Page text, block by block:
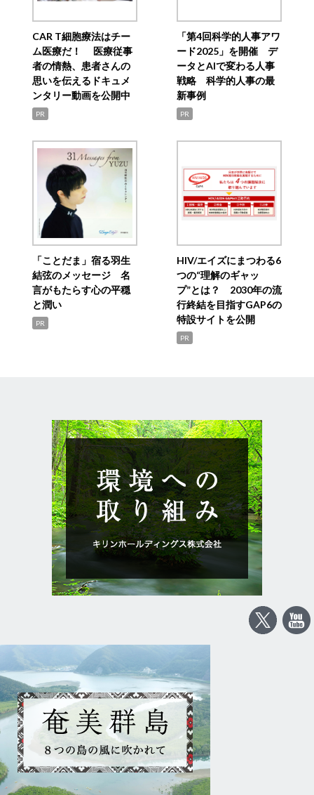
CAR T細胞療法はチー
ム医療だ！ 医療従事
者の情熱、患者さんの
思いを伝えるドキュメ
ンタリー動画を公開中
PR
「第4回科学的人事アワ
ード2025」を開催 デ
ータとAIで変わる人事
戦略 科学的人事の最
新事例
PR
「ことだま」宿る羽生
結弦のメッセージ 名
言がもたらす心の平穏
と潤い
PR
HIV/エイズにまつわる6
つの“理解のギャッ
プ”とは？ 2030年の流
行終結を目指すGAP6の
特設サイトを公開
PR